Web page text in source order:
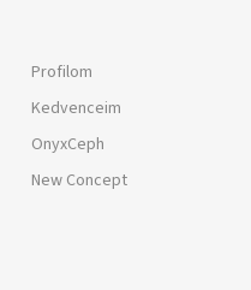
Profilom
Kedvenceim
OnyxCeph
New Concept